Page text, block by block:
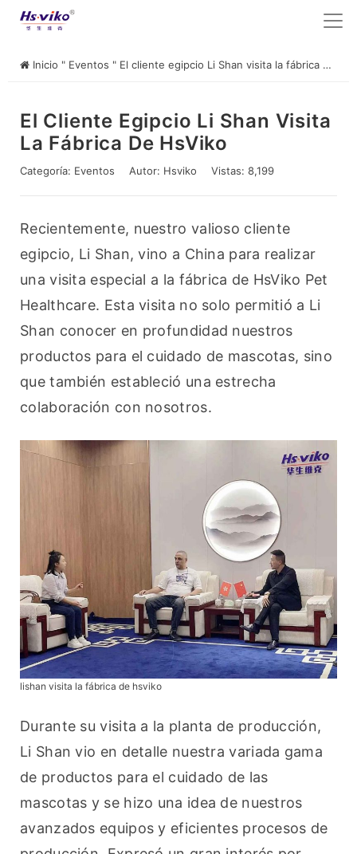
Inicio " Eventos " El cliente egipcio Li Shan visita la fábrica de HsViko
El Cliente Egipcio Li Shan Visita
La Fábrica De HsViko
Categoría: Eventos Autor: Hsviko Vistas: 8,199
Recientemente, nuestro valioso cliente
egipcio, Li Shan, vino a China para realizar
una visita especial a la fábrica de HsViko Pet
Healthcare. Esta visita no solo permitió a Li
Shan conocer en profundidad nuestros
productos para el cuidado de mascotas, sino
que también estableció una estrecha
colaboración con nosotros.
lishan visita la fábrica de hsviko
Durante su visita a la planta de producción,
Li Shan vio en detalle nuestra variada gama
de productos para el cuidado de las
mascotas y se hizo una idea de nuestros
avanzados equipos y eficientes procesos de